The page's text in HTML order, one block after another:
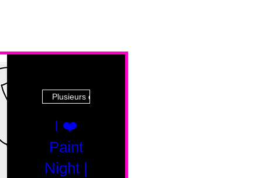
Plusieurs dates
I ❤️
Paint
Night |